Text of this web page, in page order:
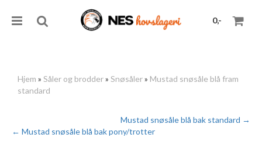
0,-
Hjem » Såler og brodder» Snøsåler» Mustad snøsåle blå fram
standard
Mustad snøsåle blå bak standard →
← Mustad snøsåle blå bak pony/trotter